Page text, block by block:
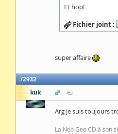
Et hop!
Fichier joint :
super affaire
2932
kuk
Arg je suis toujours
La Neo Geo CD à son